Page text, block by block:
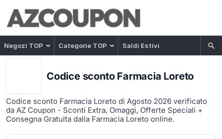
Negozi TOP Categorie TOP Saldi Estivi
Codice sconto Farmacia Loreto
Codice sconto Farmacia Loreto di Agosto 2026 verificato
da AZ Coupon - Sconti Extra, Omaggi, Offerte Speciali +
Consegna Gratuita dalla Farmacia Loreto online.